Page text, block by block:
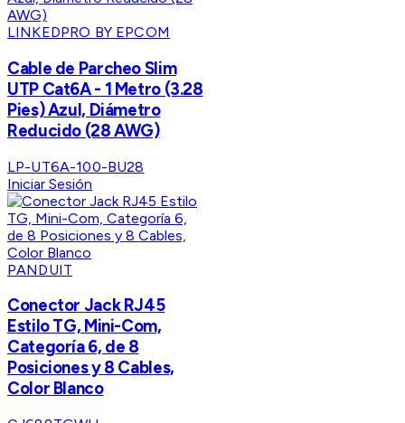
LINKEDPRO BY EPCOM
Cable de Parcheo Slim
UTP Cat6A - 1 Metro (3.28
Pies) Azul, Diámetro
Reducido (28 AWG)
LP-UT6A-100-BU28
Iniciar Sesión
PANDUIT
Conector Jack RJ45
Estilo TG, Mini-Com,
Categoría 6, de 8
Posiciones y 8 Cables,
Color Blanco